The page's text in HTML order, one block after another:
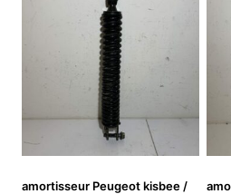
amortisseur Peugeot kisbee /